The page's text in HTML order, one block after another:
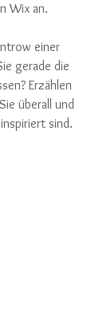
Wix an.
einer
gerade die
Erzählen
überall und
sind.